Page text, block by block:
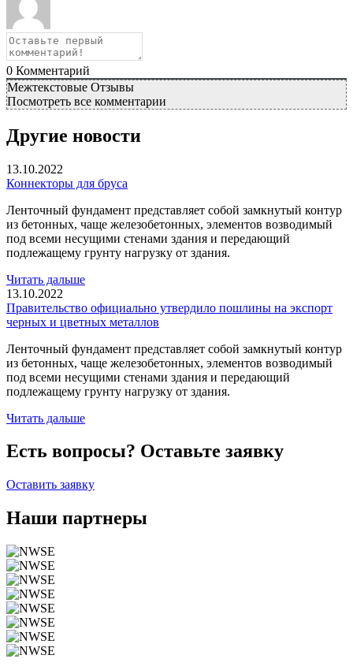
0 Комментарий
Межтекстовые Отзывы
Посмотреть все комментарии
Другие новости
13.10.2022
Коннекторы для бруса
Ленточный фундамент представляет собой замкнутый контур
из бетонных, чаще железобетонных, элементов возводимый
под всеми несущими стенами здания и передающий
подлежащему грунту нагрузку от здания.
Читать дальше
13.10.2022
Правительство официально утвердило пошлины на экспорт
черных и цветных металлов
Ленточный фундамент представляет собой замкнутый контур
из бетонных, чаще железобетонных, элементов возводимый
под всеми несущими стенами здания и передающий
подлежащему грунту нагрузку от здания.
Читать дальше
Есть вопросы? Оставьте заявку
Оставить заявку
Наши партнеры